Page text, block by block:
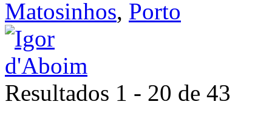
Matosinhos, Porto
Resultados 1 - 20 de 43